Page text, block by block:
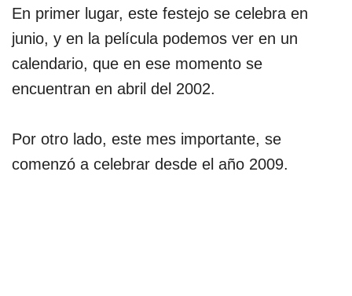
En primer lugar, este festejo se celebra en
junio, y en la película podemos ver en un
calendario, que en ese momento se
encuentran en abril del 2002.
Por otro lado, este mes importante, se
comenzó a celebrar desde el año 2009.